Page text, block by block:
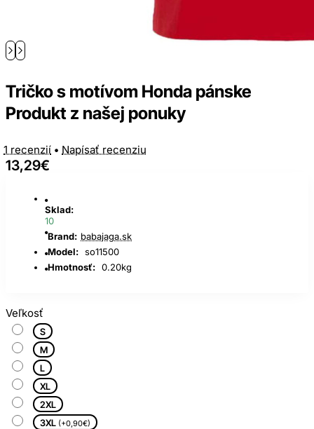
Tričko s motívom Honda pánske
Produkt z našej ponuky
1 recenzií • Napísať recenziu
13,29€
Sklad:
10
Brand: babajaga.sk
Model: so11500
Hmotnosť: 0.20kg
Veľkosť
S
M
L
XL
2XL
3XL (+0,90€)